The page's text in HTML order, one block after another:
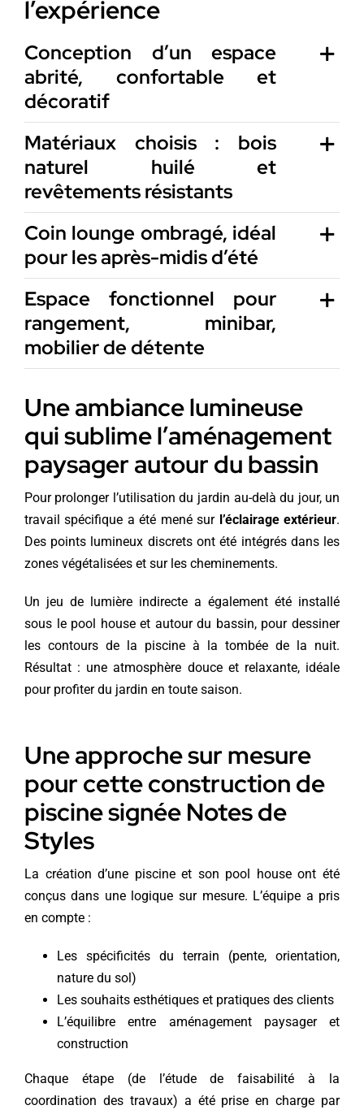
l’expérience
Conception d’un espace
abrité, confortable et
décoratif
Matériaux choisis : bois
naturel huilé et
revêtements résistants
Coin lounge ombragé, idéal
pour les après-midis d’été
Espace fonctionnel pour
rangement, minibar,
mobilier de détente
Une ambiance lumineuse
qui sublime l’aménagement
paysager autour du bassin
Pour prolonger l’utilisation du jardin au-delà du jour, un
travail spécifique a été mené sur l’éclairage extérieur.
Des points lumineux discrets ont été intégrés dans les
zones végétalisées et sur les cheminements.
Un jeu de lumière indirecte a également été installé
sous le pool house et autour du bassin, pour dessiner
les contours de la piscine à la tombée de la nuit.
Résultat : une atmosphère douce et relaxante, idéale
pour profiter du jardin en toute saison.
Une approche sur mesure
pour cette construction de
piscine signée Notes de
Styles
La création d’une piscine et son pool house ont été
conçus dans une logique sur mesure. L’équipe a pris
en compte :
Les spécificités du terrain (pente, orientation,
nature du sol)
Les souhaits esthétiques et pratiques des clients
L’équilibre entre aménagement paysager et
construction
Chaque étape (de l’étude de faisabilité à la
coordination des travaux) a été prise en charge par